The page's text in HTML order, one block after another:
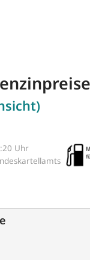
Uhr